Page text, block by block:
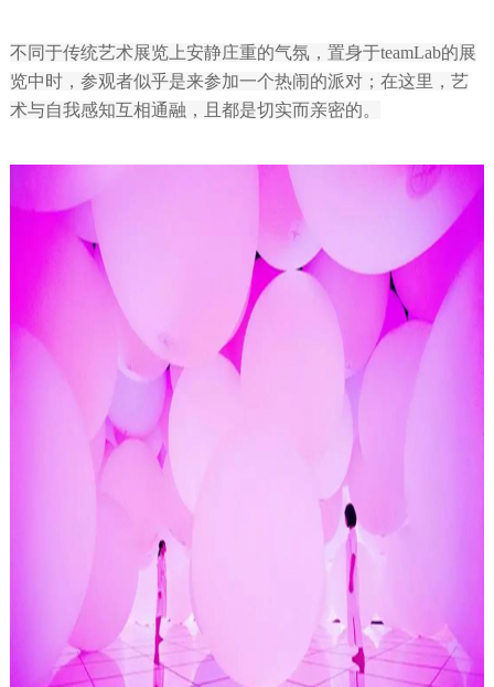
不同于传统艺术展览上安静庄重的气氛，置身于teamLab的展
览中时，参观者似乎是来参加一个热闹的派对；在这里，艺
术与自我感知互相通融，且都是切实而亲密的。